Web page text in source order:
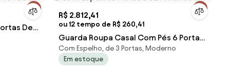
De
R$ 2.812,41
ou 12 tempo de R$ 260,41
Guarda Roupa Casal Com Pés 6 Portas
2 Com Espelhos Atrice D02 Amendol
Com Espelho, de 3 Portas, Moderno
Em estoque